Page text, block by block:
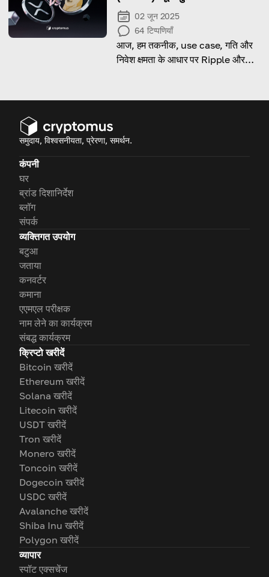
02 जून 2025
64 टिप्पणियाँ
आज, हम तकनीक, use case, गति और
निवेश क्षमता के आधार पर Ripple और
समुदाय, विश्वसनीयता, प्रेरणा, समर्थन.
कंपनी
घर
ब्रांड दिशानिर्देश
ब्लॉग
संपर्क
व्यक्तिगत उपयोग
बटुआ
जताया
कनवर्टर
कमाना
एएमएल परीक्षक
नाम लेने का कार्यक्रम
संबद्ध कार्यक्रम
क्रिप्टो खरीदें
Bitcoin खरीदें
Ethereum खरीदें
Solana खरीदें
Litecoin खरीदें
USDT खरीदें
Tron खरीदें
Monero खरीदें
Toncoin खरीदें
Dogecoin खरीदें
USDC खरीदें
Avalanche खरीदें
Shiba Inu खरीदें
Polygon खरीदें
व्यापार
स्पॉट एक्सचेंज